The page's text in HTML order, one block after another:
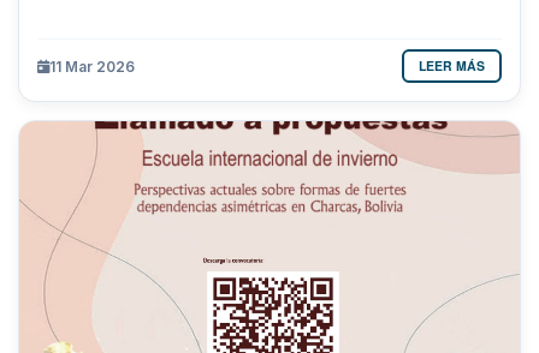
11 Mar 2026 LEER MÁS